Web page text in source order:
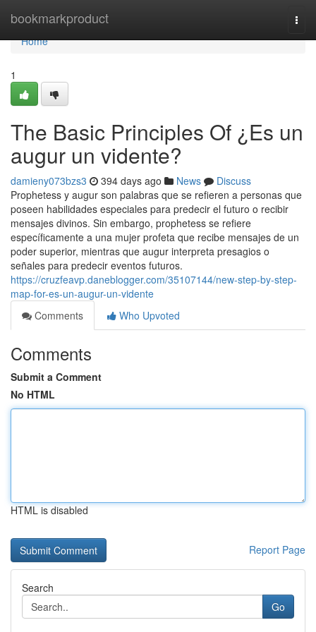
bookmarkproduct
Home
Home
1
The Basic Principles Of ¿Es un
augur un vidente?
damieny073bzs3 394 days ago News
Discuss
Prophetess y augur son palabras que se refieren a personas que
poseen habilidades especiales para predecir el futuro o recibir
mensajes divinos. Sin embargo, prophetess se refiere
específicamente a una mujer profeta que recibe mensajes de un
poder superior, mientras que augur interpreta presagios o
señales para predecir eventos futuros.
https://cruzfeavp.daneblogger.com/35107144/new-step-by-step-
map-for-es-un-augur-un-vidente
Comments
Who Upvoted
Comments
Submit a Comment
No HTML
HTML is disabled
Report Page
Search
Go